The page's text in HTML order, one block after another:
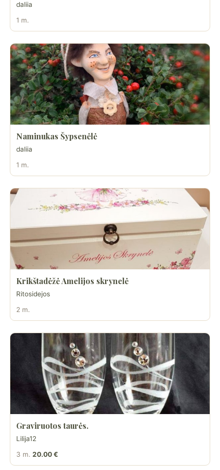
daliia
1 m.
Naminukas Šypsenėlė
daliia
1 m.
Krikštadėžė Amelijos skrynelė
Ritosidejos
2 m.
Graviruotos taurės.
Lilija12
3 m. 20.00 €